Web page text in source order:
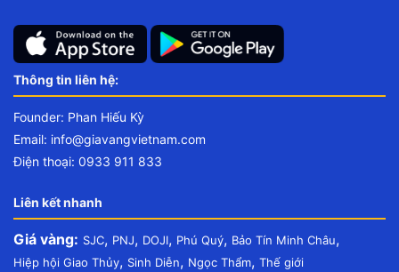
Thông tin liên hệ:
Founder: Phan Hiếu Kỳ
Email: info@giavangvietnam.com
Điện thoại: 0933 911 833
Liên kết nhanh
Giá vàng: SJC, PNJ, DOJI, Phú Quý, Bảo Tín Minh Châu,
Hiệp hội Giao Thủy, Sinh Diễn, Ngọc Thẩm, Thế giới